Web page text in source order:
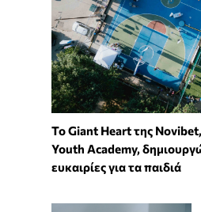
To Giant Heart της
Youth Academy,
ευκαιρίες για τα παιδιά